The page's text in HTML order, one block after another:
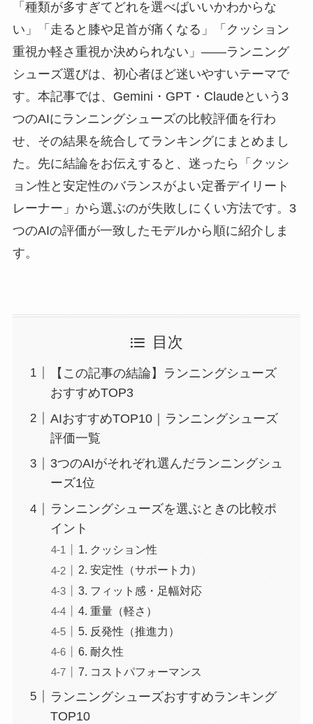
「種類が多すぎてどれを選べばいいかわからな
い」「走ると膝や足首が痛くなる」「クッション
重視か軽さ重視か決められない」――ランニング
シューズ選びは、初心者ほど迷いやすいテーマで
す。本記事では、Gemini・GPT・Claudeという3
つのAIにランニングシューズの比較評価を行わ
せ、その結果を統合してランキングにまとめまし
た。先に結論をお伝えすると、迷ったら「クッシ
ョン性と安定性のバランスがよい定番デイリート
レーナー」から選ぶのが失敗しにくい方法です。3
つのAIの評価が一致したモデルから順に紹介しま
す。
目次
【この記事の結論】ランニングシューズ
おすすめTOP3
AIおすすめTOP10｜ランニングシューズ
評価一覧
3つのAIがそれぞれ選んだランニングシュ
ーズ1位
ランニングシューズを選ぶときの比較ポ
イント
1. クッション性
2. 安定性（サポート力）
3. フィット感・足幅対応
4. 重量（軽さ）
5. 反発性（推進力）
6. 耐久性
7. コストパフォーマンス
ランニングシューズおすすめランキング
TOP10